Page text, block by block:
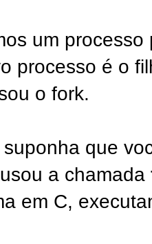
um
processo é o
o fork.
que
a chamada
em C,